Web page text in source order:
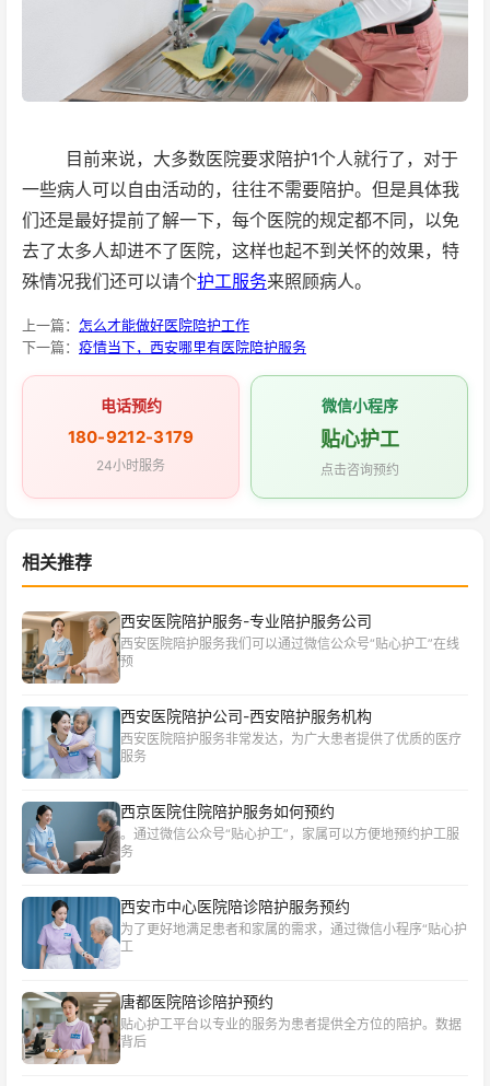
目前来说，大多数医院要求陪护1个人就行了，对于
一些病人可以自由活动的，往往不需要陪护。但是具体我
们还是最好提前了解一下，每个医院的规定都不同，以免
去了太多人却进不了医院，这样也起不到关怀的效果，特
殊情况我们还可以请个护工服务来照顾病人。
上一篇： 怎么才能做好医院陪护工作
下一篇： 疫情当下，西安哪里有医院陪护服务
电话预约
180-9212-3179
24小时服务
微信小程序
贴心护工
点击咨询预约
相关推荐
西安医院陪护服务-专业陪护服务公司
西安医院陪护服务我们可以通过微信公众号“贴心护工”在线
预
西安医院陪护公司-西安陪护服务机构
西安医院陪护服务非常发达，为广大患者提供了优质的医疗
服务
西京医院住院陪护服务如何预约
。通过微信公众号“贴心护工”，家属可以方便地预约护工服
务
西安市中心医院陪诊陪护服务预约
为了更好地满足患者和家属的需求，通过微信小程序“贴心护
工
唐都医院陪诊陪护预约
贴心护工平台以专业的服务为患者提供全方位的陪护。数据
背后